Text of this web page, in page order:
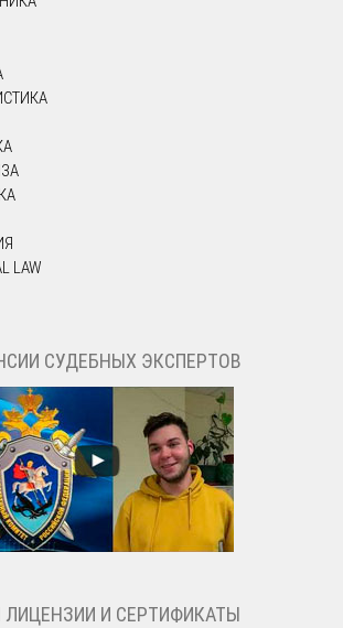
LAW
СУДЕБНЫХ ЭКСПЕРТОВ
И СЕРТИФИКАТЫ